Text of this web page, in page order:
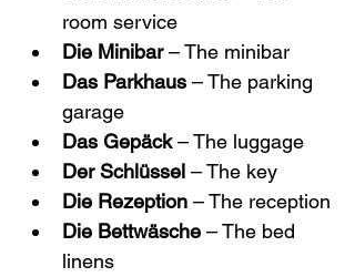
room service
Die Minibar – The minibar
Das Parkhaus – The parking
garage
Das Gepäck – The luggage
Der Schlüssel – The key
Die Rezeption – The reception
Die Bettwäsche – The bed
linens